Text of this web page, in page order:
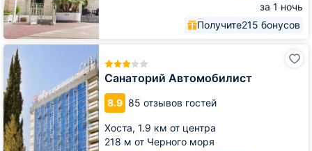
за 1 ночь
Получите215 бонусов
Санаторий Автомобилист
8.9 85 отзывов гостей
Хоста, 1.9 км от центра
218 м от Черного моря
Санаторий
Автомобилист